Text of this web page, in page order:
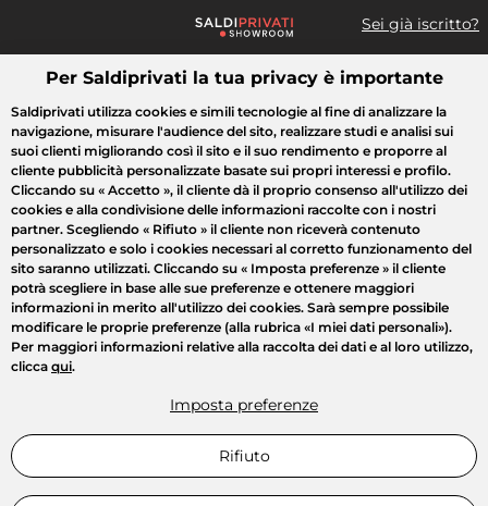
Sei già iscritto?
Cosa cerchi?
Tutte le vendite Moda Casa Bellezza Elettrodomestici
Per Saldiprivati la tua privacy è importante
Saldiprivati utilizza cookies e simili tecnologie al fine di analizzare la
navigazione, misurare l'audience del sito, realizzare studi e analisi sui
suoi clienti migliorando così il sito e il suo rendimento e proporre al
cliente pubblicità personalizzate basate sui propri interessi e profilo.
Cliccando su « Accetto », il cliente dà il proprio consenso all'utilizzo dei
cookies e alla condivisione delle informazioni raccolte con i nostri
partner. Scegliendo « Rifiuto » il cliente non riceverà contenuto
personalizzato e solo i cookies necessari al corretto funzionamento del
sito saranno utilizzati. Cliccando su « Imposta preferenze » il cliente
potrà scegliere in base alle sue preferenze e ottenere maggiori
informazioni in merito all'utilizzo dei cookies. Sarà sempre possibile
modificare le proprie preferenze (alla rubrica «I miei dati personali»).
Per maggiori informazioni relative alla raccolta dei dati e al loro utilizzo,
clicca qui.
Imposta preferenze
Rifiuto